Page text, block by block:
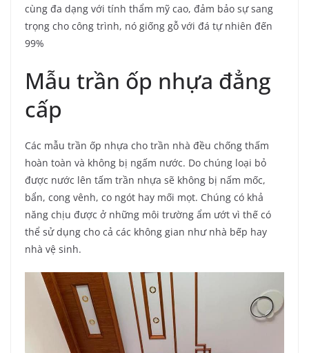
cùng đa dạng với tính thẩm mỹ cao, đảm bảo sự sang
trọng cho công trình, nó giống gỗ với đá tự nhiên đến
99%
Mẫu trần ốp nhựa đẳng
cấp
Các mẫu trần ốp nhựa cho trần nhà đều chống thấm
hoàn toàn và không bị ngấm nước. Do chúng loại bỏ
được nước lên tấm trần nhựa sẽ không bị nấm mốc,
bẩn, cong vênh, co ngót hay mối mọt. Chúng có khả
năng chịu được ở những môi trường ẩm ướt vì thế có
thể sử dụng cho cả các không gian như nhà bếp hay
nhà vệ sinh.